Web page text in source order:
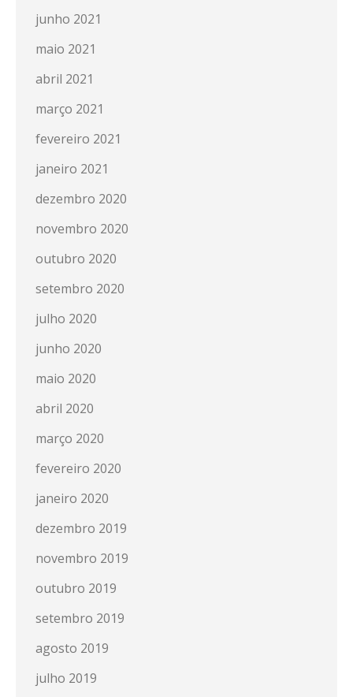
junho 2021
maio 2021
abril 2021
março 2021
fevereiro 2021
janeiro 2021
dezembro 2020
novembro 2020
outubro 2020
setembro 2020
julho 2020
junho 2020
maio 2020
abril 2020
março 2020
fevereiro 2020
janeiro 2020
dezembro 2019
novembro 2019
outubro 2019
setembro 2019
agosto 2019
julho 2019